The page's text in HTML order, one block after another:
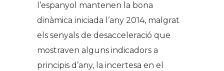
l’espanyol mantenen la bona
dinàmica iniciada l’any 2014, malgrat
els senyals de desacceleració que
mostraven alguns indicadors a
principis d’any, la incertesa en el